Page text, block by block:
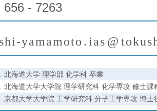
656 - 7263
shi-yamamoto . ias @ tokus
北海道大学 理学部 化学科 卒業
北海道大学大学院 理学研究科 化学専攻 修士課
京都大学大学院 工学研究科 分子工学専攻 博士